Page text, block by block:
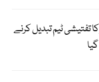
تفتیشی ٹیم تبدیل کرنے